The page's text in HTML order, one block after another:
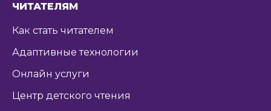
ЧИТАТЕЛЯМ
Как стать читателем
Адаптивные технологии
Онлайн услуги
Центр детского чтения